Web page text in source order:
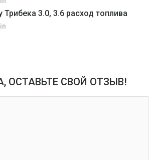
Трибека 3.0, 3.6 расход топлива
ОСТАВЬТЕ СВОЙ ОТЗЫВ!